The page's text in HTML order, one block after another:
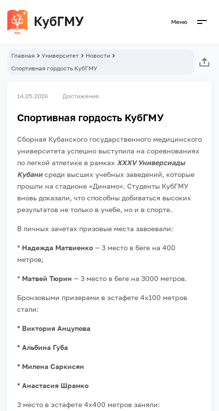
Меню
Главная Университет
Новости
Спортивная гордость КубГМУ
14.05.2026 Достижения
Спортивная гордость КубГМУ
Сборная Кубанского государственного медицинского
университета успешно выступила на соревнованиях
по легкой атлетике в рамках XXXV Универсиады
Кубанисреди высших учебных заведений, которые
прошли на стадионе «Динамо». Студенты КубГМУ
вновь доказали, что способны добиваться высоких
результатов не только в учебе, но и в спорте.
В личных зачетах призовые места завоевали:
* Надежда Матвиенко — 3 место в беге на 400
метров;
* Матвей Тюрин — 3 место в беге на 3000 метров.
Бронзовыми призерами в эстафете 4х100 метров
стали:
* Виктория Анцупова
* Альбина Губа
* Милена Саркисян
* Анастасия Шрамко
3 место в эстафете 4х400 метров заняли: